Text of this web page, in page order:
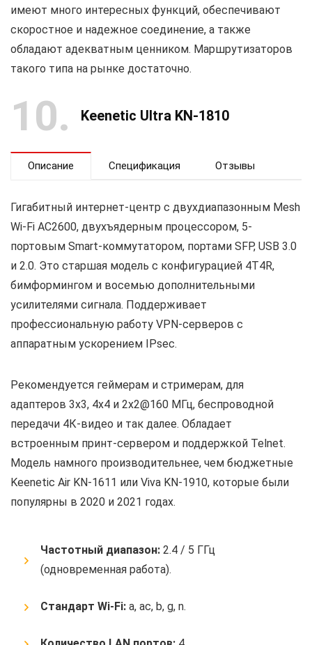
имеют много интересных функций, обеспечивают
скоростное и надежное соединение, а также
обладают адекватным ценником. Маршрутизаторов
такого типа на рынке достаточно.
10 Keenetic Ultra KN-1810
Описание Спецификация Отзывы
Гигабитный интернет-центр с двухдиапазонным Mesh
Wi-Fi AC2600, двухъядерным процессором, 5-
портовым Smart-коммутатором, портами SFP, USB 3.0
и 2.0. Это старшая модель с конфигурацией 4T4R,
бимформингом и восемью дополнительными
усилителями сигнала. Поддерживает
профессиональную работу VPN-серверов с
аппаратным ускорением IPsec.
Рекомендуется геймерам и стримерам, для
адаптеров 3х3, 4х4 и 2х2@160 МГц, беспроводной
передачи 4К-видео и так далее. Обладает
встроенным принт-сервером и поддержкой Telnet.
Модель намного производительнее, чем бюджетные
Keenetic Air KN-1611 или Viva KN-1910, которые были
популярны в 2020 и 2021 годах.
Частотный диапазон: 2.4 / 5 ГГц
(одновременная работа).
Стандарт Wi-Fi: a, ac, b, g, n.